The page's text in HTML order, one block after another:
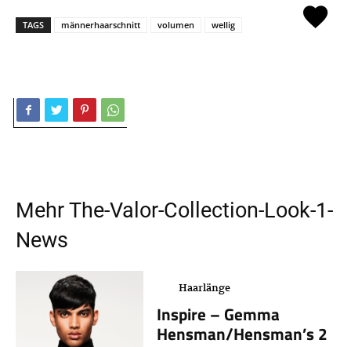
TAGS männerhaarschnitt volumen wellig
MehrThe-Valor-Collection-Look-1-
News
Haarlänge
Inspire – Gemma
Hensman/Hensman’s 2